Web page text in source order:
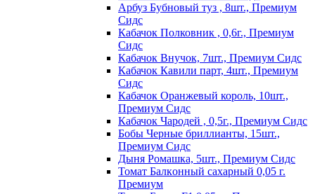
Арбуз Бубновый туз , 8шт., Премиум
Сидс
Кабачок Полковник , 0,6г., Премиум
Сидс
Кабачок Внучок, 7шт., Премиум Сидс
Кабачок Кавили парт, 4шт., Премиум
Сидс
Кабачок Оранжевый король, 10шт.,
Премиум Сидс
Кабачок Чародей , 0,5г., Премиум Сидс
Бобы Черные бриллианты, 15шт.,
Премиум Сидс
Дыня Ромашка, 5шт., Премиум Сидс
Томат Бaлкoнный caxapный 0,05 г.
Пpeмиyм